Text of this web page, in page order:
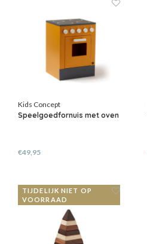
Kids Concept
Speelgoedfornuis met oven
€49,95
TIJDELIJK NIET OP
VOORRAAD